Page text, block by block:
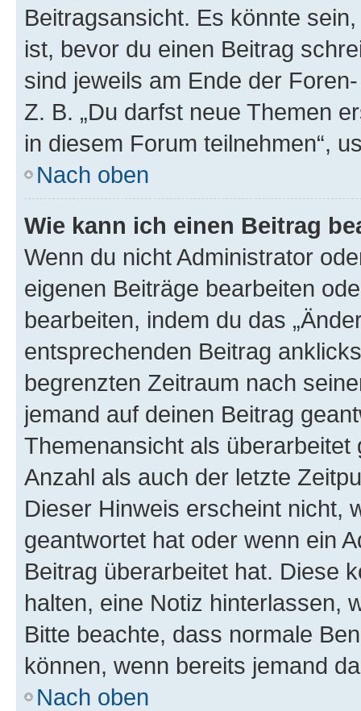
Beitragsansicht. Es könnte
ist, bevor du einen Beitrag
sind jeweils am Ende der
Z. B. „Du darfst neue Themen
in diesem Forum teilnehmen“,
Nach oben
Wie kann ich einen Beitrag
Wenn du nicht Administrator
eigenen Beiträge bearbeiten
bearbeiten, indem du das
entsprechenden Beitrag
begrenzten Zeitraum nach
jemand auf deinen Beitrag
Themenansicht als
Anzahl als auch der letzte
Dieser Hinweis erscheint nicht,
geantwortet hat oder wenn ein
Beitrag überarbeitet hat. Diese
halten, eine Notiz hinterlassen,
Bitte beachte, dass normale
können, wenn bereits jemand
Nach oben